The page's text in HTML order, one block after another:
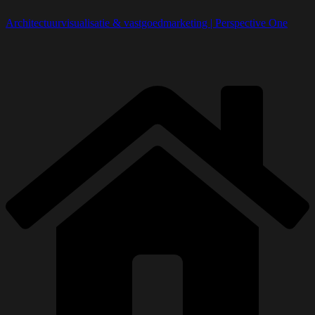
Architectuurvisualisatie & vastgoedmarketing | Perspective One